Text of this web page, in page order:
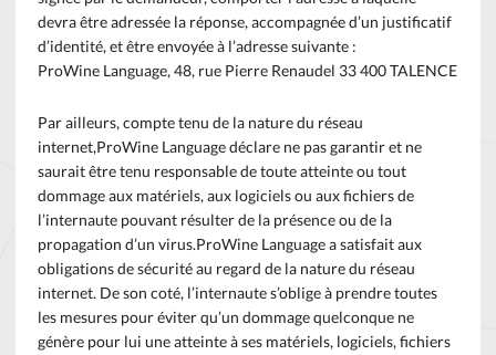
devra être adressée la réponse, accompagnée d’un justificatif
d’identité, et être envoyée à l’adresse suivante :
ProWine Language, 48, rue Pierre Renaudel 33 400 TALENCE
Par ailleurs, compte tenu de la nature du réseau
internet,ProWine Language déclare ne pas garantir et ne
saurait être tenu responsable de toute atteinte ou tout
dommage aux matériels, aux logiciels ou aux fichiers de
l’internaute pouvant résulter de la présence ou de la
propagation d’un virus.ProWine Language a satisfait aux
obligations de sécurité au regard de la nature du réseau
internet. De son coté, l’internaute s’oblige à prendre toutes
les mesures pour éviter qu’un dommage quelconque ne
génère pour lui une atteinte à ses matériels, logiciels, fichiers